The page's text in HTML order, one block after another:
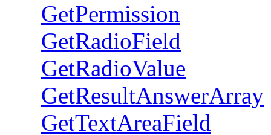
GetPermission
GetRadioField
GetRadioValue
GetResultAnswerArray
GetTextAreaField